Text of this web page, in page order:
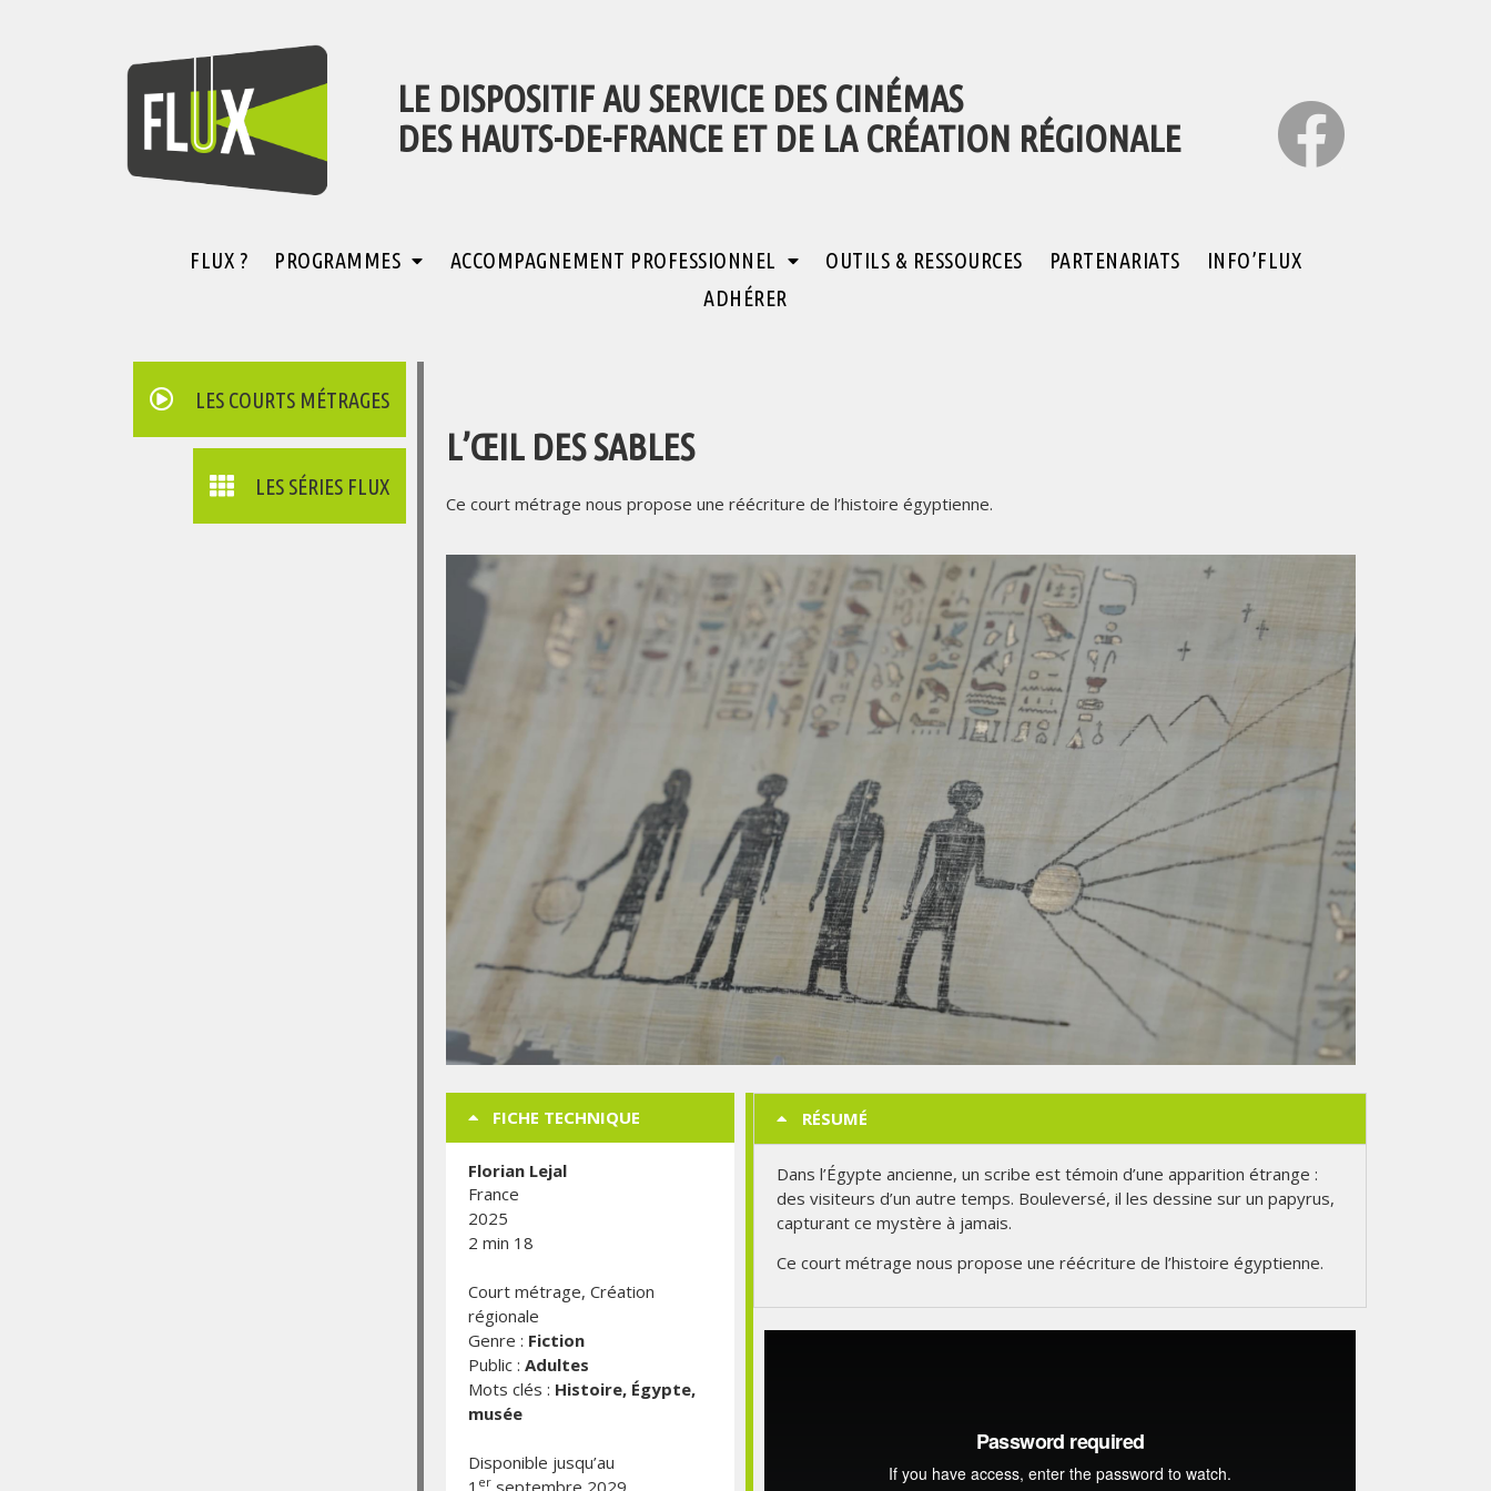
LE DISPOSITIF AU SERVICE DES CINÉMAS
DES HAUTS-DE-FRANCE ET DE LA CRÉATION RÉGIONALE
FLUX ? PROGRAMMES ACCOMPAGNEMENT PROFESSIONNEL OUTILS & RESSOURCES PARTENARIATS
INFO’FLUX
ADHÉRER
LES COURTS MÉTRAGES
LES SÉRIES FLUX
L’ŒIL DES SABLES
Ce court métrage nous propose une réécriture de l’histoire égyptienne.
FICHE TECHNIQUE
Florian Lejal
France
2025
2 min 18
Court métrage, Création
régionale
Genre : Fiction
Public : Adultes
Mots clés : Histoire, Égypte,
musée
Disponible jusqu’au
1 erseptembre 2029
RÉSUMÉ
Dans l’Égypte ancienne, un scribe est témoin d’une apparition étrange :
des visiteurs d’un autre temps. Bouleversé, il les dessine sur un papyrus,
capturant ce mystère à jamais.
Ce court métrage nous propose une réécriture de l’histoire égyptienne.